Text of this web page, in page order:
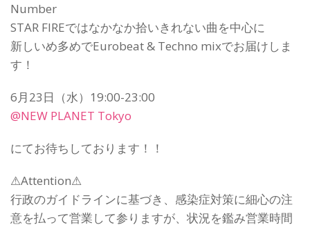
Number
STAR FIREではなかなか拾いきれない曲を中心に
新しいめ多めでEurobeat & Techno mixでお届けしま
す！
6月23日（水）19:00-23:00
@NEW PLANET Tokyo
にてお待ちしております！！
⚠Attention⚠
行政のガイドラインに基づき、感染症対策に細心の注
意を払って営業して参りますが、状況を鑑み営業時間